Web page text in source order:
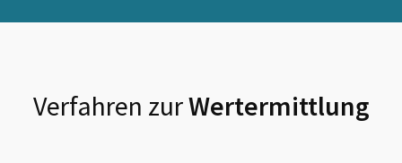
Verfahren zurWertermittlung